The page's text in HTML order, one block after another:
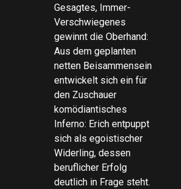
Gesagtes, Immer-
Verschwiegenes
gewinnt die Oberhand:
Aus dem geplanten
netten Beisammensein
entwickelt sich ein für
den Zuschauer
komödiantisches
Inferno: Erich entpuppt
sich als egoistischer
Widerling, dessen
beruflicher Erfolg
deutlich in Frage steht.